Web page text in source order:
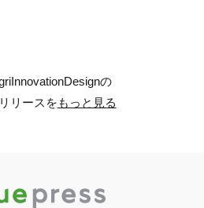
の
リースをもっと見る